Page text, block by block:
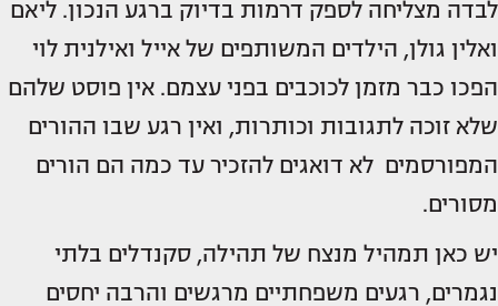
לבדה מצליחה לספק דרמות בדיוק ברגע הנכון. ליאם
ואלין גולן, הילדים המשותפים של אייל ואילנית לוי
הפכו כבר מזמן לכוכבים בפני עצמם. אין פוסט שלהם
שלא זוכה לתגובות וכותרות, ואין רגע שבו ההורים
המפורסמים לא דואגים להזכיר עד כמה הם הורים
מסורים.
יש כאן תמהיל מנצח של תהילה, סקנדלים בלתי
נגמרים, רגעים משפחתיים מרגשים והרבה יחסים